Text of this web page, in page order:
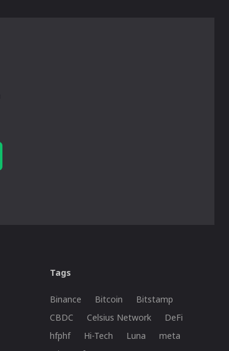
Tags
Binance Bitcoin
Bitstamp
CBDC
Celsius Network
DeFi
hfphf
Hi-Tech Luna
meta